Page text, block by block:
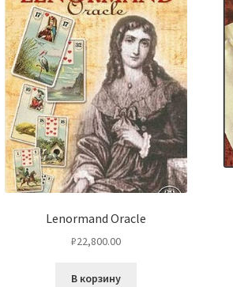
Lenormand Oracle
₽22,800.00
В корзину